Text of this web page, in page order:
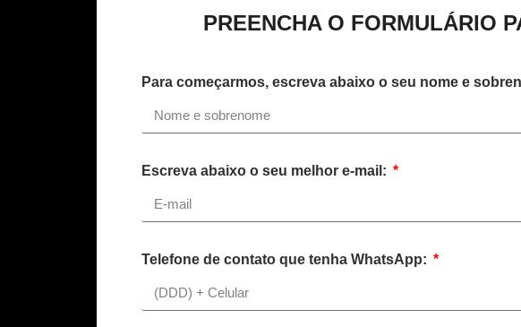
PREENCHA O FORMULÁRIO
Para começarmos, escreva abaixo o seu nome e
Escreva abaixo o seu melhor e-mail:
Telefone de contato que tenha WhatsApp: